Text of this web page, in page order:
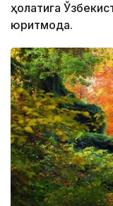
ҳолатига
юритмоқда.